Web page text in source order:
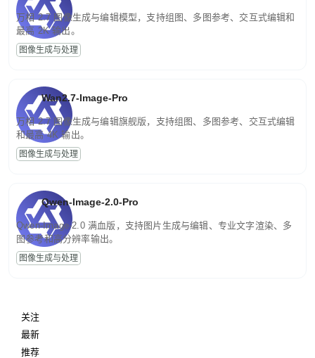
万相 2.7 图像生成与编辑模型，支持组图、多图参考、交互式编辑和
最高 2K 输出。
图像生成与处理
Wan2.7-Image-Pro
万相 2.7 图像生成与编辑旗舰版，支持组图、多图参考、交互式编辑
和最高 4K 输出。
图像生成与处理
Qwen-Image-2.0-Pro
Qwen-Image-2.0 满血版，支持图片生成与编辑、专业文字渲染、多
图参考和高分辨率输出。
图像生成与处理
关注
最新
推荐